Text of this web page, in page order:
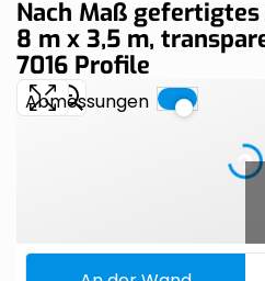
Skip
to
the
end
of
the
Skip
to
the
beginning
of
the
Nach Maß gefertigtes
8 m x 3,5 m,
7016 Profile